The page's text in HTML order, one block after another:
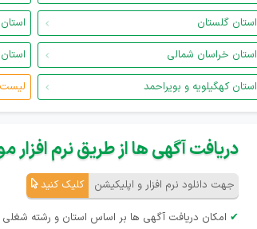
استان گلستان
استان خراسان شمالی
استان کهگیلویه و بویراحمد
دریافت آگهی ها از طریق نرم افزار
جهت دانلود نرم افزار و اپلیکیشن کلیک کنید
✔ امکان دریافت آگهی ها بر اساس استان و رشته شغلی